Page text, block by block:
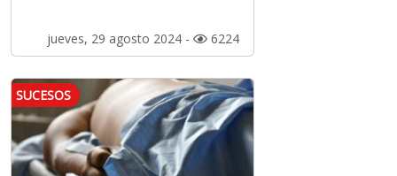
jueves, 29 agosto 2024 - 6224
SUCESOS